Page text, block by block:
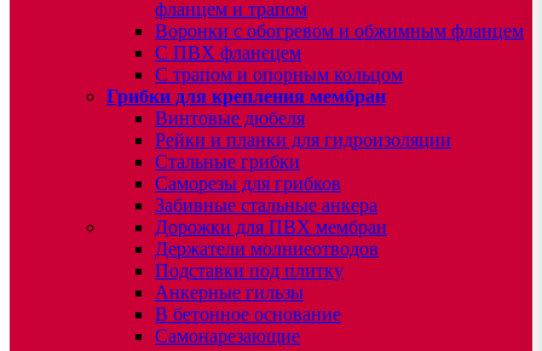
фланцем и трапом
Воронки с обогревом и обжимным фланцем
С ПВХ фланецем
С трапом и опорным кольцом
Грибки для крепления мембран
Винтовые дюбеля
Рейки и планки для гидроизоляции
Стальные грибки
Саморезы для грибков
Забивные стальные анкера
Дорожки для ПВХ мембран
Держатели молниеотводов
Подставки под плитку
Анкерные гильзы
В бетонное основание
Самонарезающие